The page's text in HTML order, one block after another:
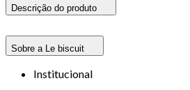
Descrição do produto
Sobre a Le biscuit
Institucional